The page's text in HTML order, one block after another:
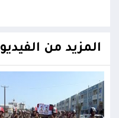
المزيد من الفيديو